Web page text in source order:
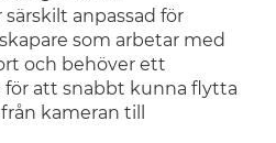
anpassad för
som arbetar med
och behöver ett
att snabbt kunna flytta
kameran till